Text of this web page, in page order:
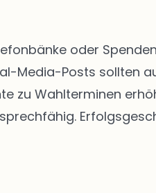
oder
Media-Posts sollten
zu Wahlterminen